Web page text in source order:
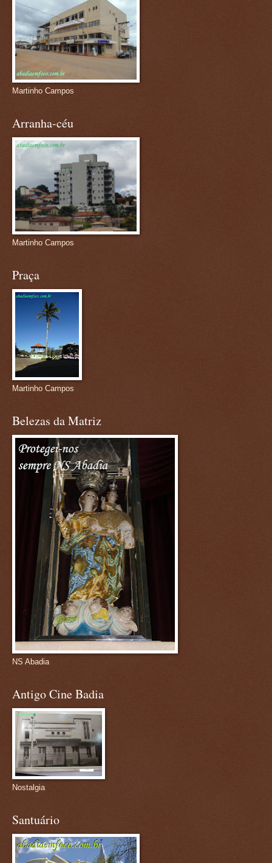
Martinho Campos
Arranha-céu
Martinho Campos
Praça
Martinho Campos
Belezas da Matriz
NS Abadia
Antigo Cine Badia
Nostalgia
Santuário